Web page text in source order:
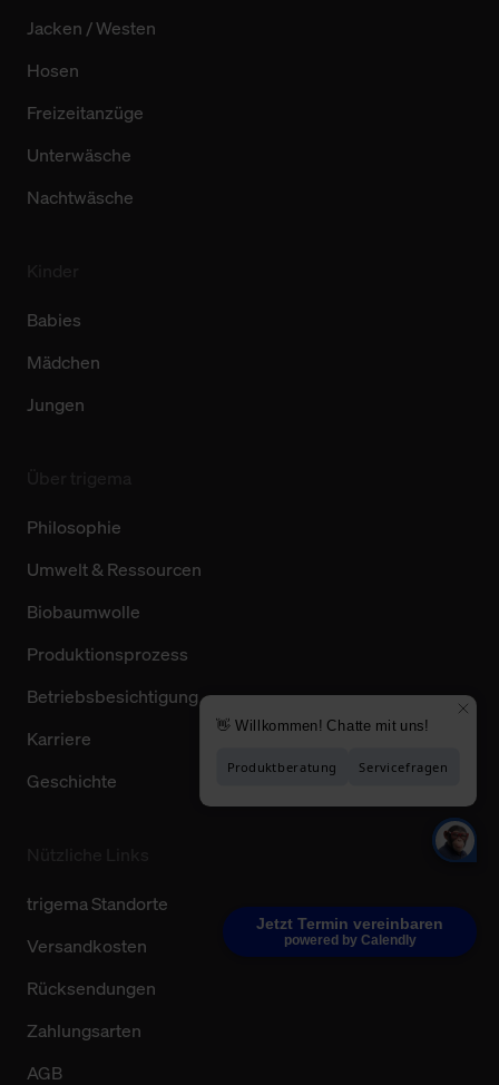
Jetzt Termin vereinbaren
powered by Calendly
Jacken / Westen
Hosen
Freizeitanzüge
Unterwäsche
Nachtwäsche
Babies
Mädchen
Jungen
Philosophie
Umwelt & Ressourcen
Biobaumwolle
Produktionsprozess
Betriebsbesichtigung
Karriere
Geschichte
trigema Standorte
Versandkosten
Rücksendungen
Zahlungsarten
AGB